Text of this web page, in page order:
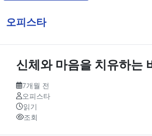
오피스타
신체와 마음을 치유하는
7개월 전
오피스타
읽기
조회